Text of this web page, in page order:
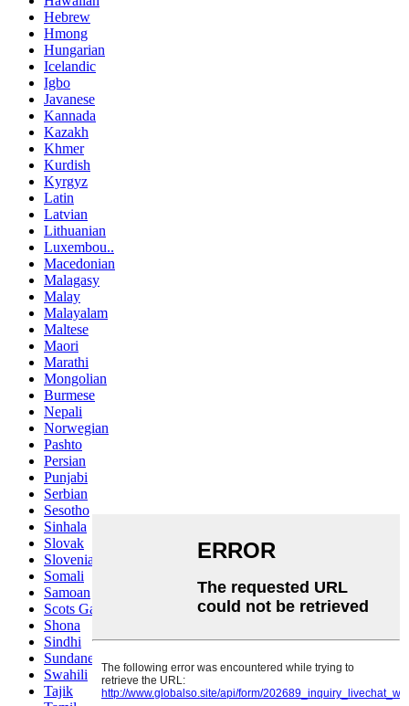
Hebrew
Hmong
Hungarian
Icelandic
Igbo
Javanese
Kannada
Kazakh
Khmer
Kurdish
Kyrgyz
Latin
Latvian
Lithuanian
Luxembou..
Macedonian
Malagasy
Malay
Malayalam
Maltese
Maori
Marathi
Mongolian
Burmese
Nepali
Norwegian
Pashto
Persian
Punjabi
Serbian
Sesotho
Sinhala
Slovak
Slovenian
Somali
Samoan
Scots Gaelic
Shona
Sindhi
Sundanese
Swahili
Tajik